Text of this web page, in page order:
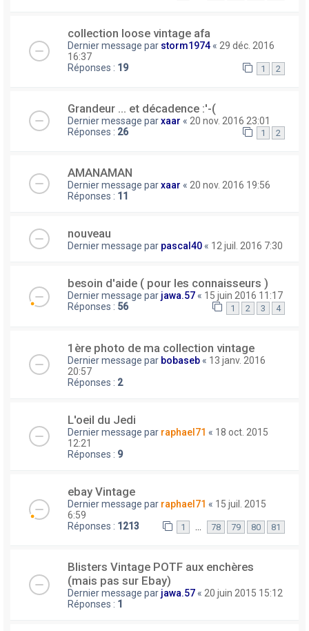
collection loose vintage afa
Dernier message par storm1974 « 29 déc. 2016
16:37
Réponses : 19 1 2
Grandeur ... et décadence :'-(
Dernier message parxaar « 20 nov. 2016 23:01
Réponses : 26 1 2
AMANAMAN
Dernier message parxaar « 20 nov. 2016 19:56
Réponses : 11
nouveau
Dernier message par pascal40 « 12 juil. 2016 7:30
besoin d'aide ( pour les connaisseurs )
Dernier message par jawa.57 « 15 juin 2016 11:17
Réponses : 56 1 2 3 4
1ère photo de ma collection vintage
Dernier message par bobaseb « 13 janv. 2016
20:57
Réponses : 2
L'oeil du Jedi
Dernier message par raphael71 « 18 oct. 2015
12:21
Réponses : 9
ebay Vintage
Dernier message par raphael71 « 15 juil. 2015
6:59
Réponses : 1213 1 78 79 80 81
Blisters Vintage POTF aux enchères
(mais pas sur Ebay)
Dernier message par jawa.57 « 20 juin 2015 15:12
Réponses : 1